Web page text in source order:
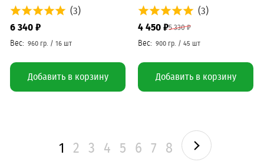
(3)
6 340 ₽
Добавить в корзину
(3)
5 330 ₽
4 450 ₽
Добавить в корзину
1 2 3 4 5 6 7 8